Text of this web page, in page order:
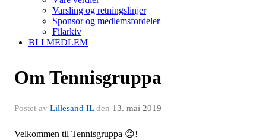
Varsling og retningslinjer
Sponsor og medlemsfordeler
Filarkiv
BLI MEDLEM
Om Tennisgruppa
Postet av Lillesand ILden 13. mai 2019
Velkommen til Tennisgruppa 😊!